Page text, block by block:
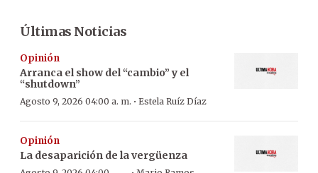
Últimas Noticias
Opinión
Arranca el show del “cambio” y el
“shutdown”
Agosto 9, 2026 04:00 a. m. · Estela Ruíz Díaz
Opinión
La desaparición de la vergüenza